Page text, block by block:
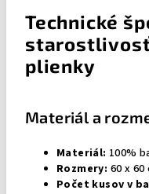
Technické
plienky
Materiál a
Materiál: 100%
Rozmery: 60 x
Počet kusov v